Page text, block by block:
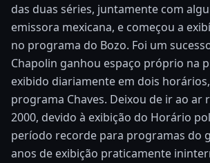
das duas séries, juntamente com
emissora mexicana, e começou a
no programa do Bozo. Foi um
Chapolin ganhou espaço próprio na
exibido diariamente em dois
programa Chaves. Deixou de ir ao ar
2000, devido à exibição do Horário
período recorde para programas do
anos de exibição praticamente